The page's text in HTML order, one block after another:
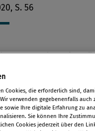
S. 56
Vorstand: „Meine
Hört sich
eine Begegnung
es nicht. Der
Cookies, die erforderlich sind,
verwenden gegebenenfalls auch
sowie Ihre digitale Erfahrung zu
Sie können Ihre
Cookies jederzeit über den